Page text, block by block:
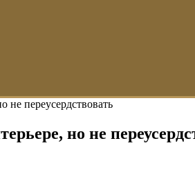
не переусердствовать
но не